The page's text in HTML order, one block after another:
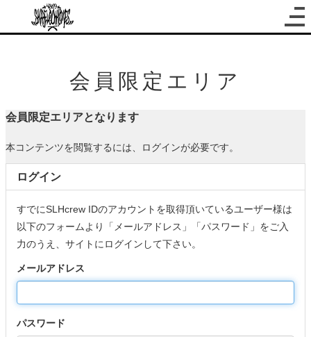
会員限定エリア
会員限定エリアとなります
本コンテンツを閲覧するには、ログインが必要です。
ログイン
すでにSLHcrew IDのアカウントを取得頂いているユーザー様は
以下のフォームより「メールアドレス」「パスワード」をご入
力のうえ、サイトにログインして下さい。
メールアドレス
パスワード